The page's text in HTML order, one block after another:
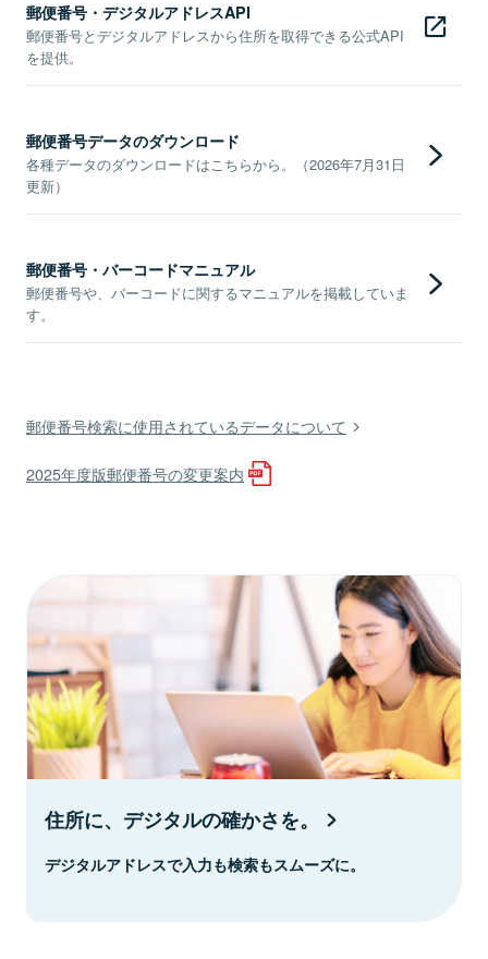
郵便番号・デジタルアドレスAPI
郵便番号とデジタルアドレスから住所を取得できる公式API
を提供。
郵便番号データのダウンロード
各種データのダウンロードはこちらから。（2026年7月31日
更新）
郵便番号・バーコードマニュアル
郵便番号や、バーコードに関するマニュアルを掲載していま
す。
郵便番号検索に使用されているデータについて
2025年度版郵便番号の変更案内
住所に、デジタルの確かさを。
デジタルアドレスで入力も検索もスムーズに。